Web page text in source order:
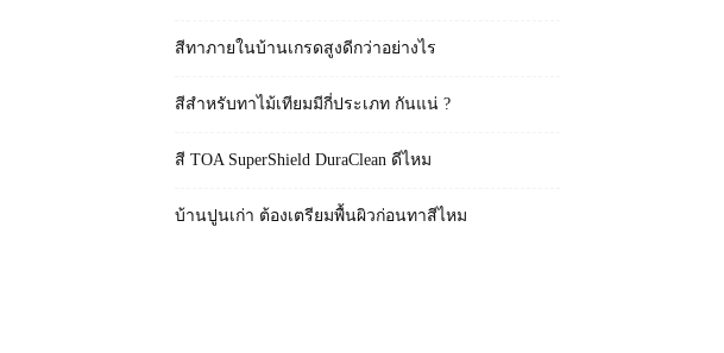
สีทาภายในบ้านเกรดสูงดีกว่าอย่างไร
สีสำหรับทาไม้เทียมมีกี่ประเภท กันแน่ ?
สี TOA SuperShield DuraClean ดีไหม
บ้านปูนเก่า ต้องเตรียมพื้นผิวก่อนทาสีไหม